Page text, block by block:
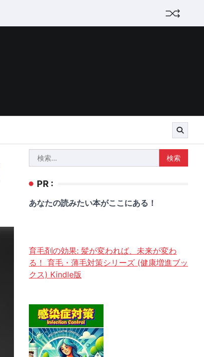
索:
PR :
あなたの読みたい本がここにある！
育毛剤の効果: 髪が変われば、未来が変わ
る！ 育毛・薄毛対策シリーズ (健康増進ブッ
クス) Kindle版